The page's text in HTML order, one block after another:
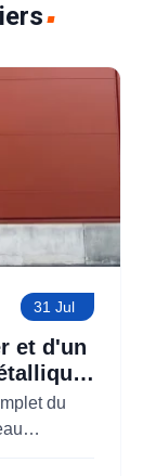
31 Jul
et d'un
du